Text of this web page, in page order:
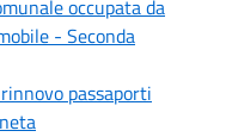
occupata da
- Seconda
passaporti